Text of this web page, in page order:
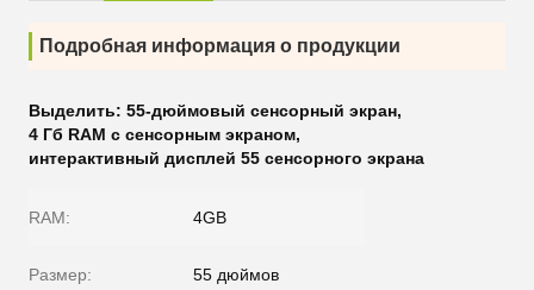
Подробная информация о продукции
Выделить: 55-дюймовый сенсорный экран,
4 Гб RAM с сенсорным экраном,
интерактивный дисплей 55 сенсорного экрана
RAM: 4GB
Размер: 55 дюймов